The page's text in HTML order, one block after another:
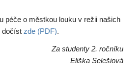
péče o městkou louku v režii našich
dočíst zde (PDF).
Za studenty 2. ročníku
Eliška Selešiová